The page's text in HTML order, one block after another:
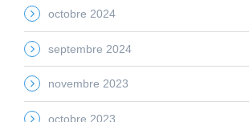
octobre 2024
septembre 2024
novembre 2023
octobre 2023